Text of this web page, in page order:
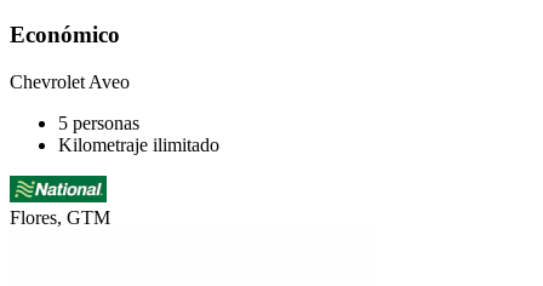
Económico
Chevrolet Aveo
5 personas
Kilometraje ilimitado
Flores, GTM